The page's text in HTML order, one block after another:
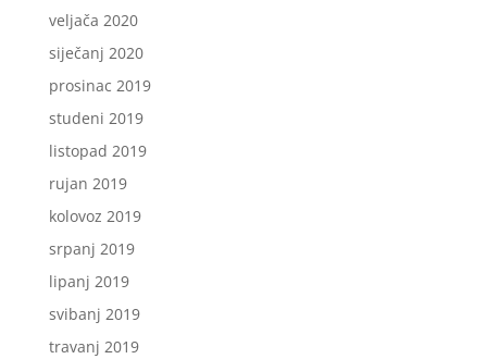
veljača 2020
siječanj 2020
prosinac 2019
studeni 2019
listopad 2019
rujan 2019
kolovoz 2019
srpanj 2019
lipanj 2019
svibanj 2019
travanj 2019